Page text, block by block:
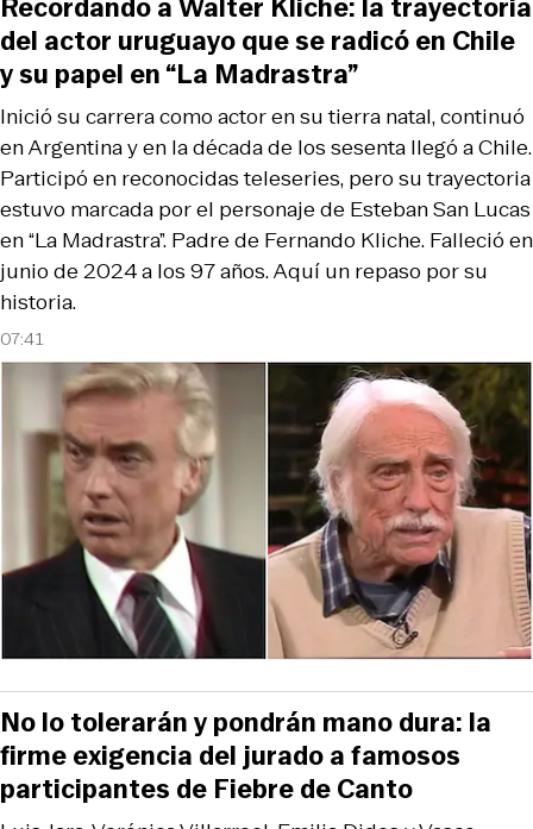
07:41
Inició su carrera como actor en su tierra natal, continuó
en Argentina y en la década de los sesenta llegó a Chile.
Participó en reconocidas teleseries, pero su trayectoria
estuvo marcada por el personaje de Esteban San Lucas
en “La Madrastra”. Padre de Fernando Kliche. Falleció en
junio de 2024 a los 97 años. Aquí un repaso por su
historia.
Recordando a Walter Kliche: la trayectoria
del actor uruguayo que se radicó en Chile
y su papel en “La Madrastra”
No lo tolerarán y pondrán mano dura: la
firme exigencia del jurado a famosos
participantes de Fiebre de Canto